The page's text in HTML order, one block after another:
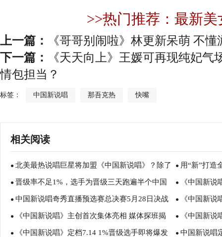
>>热门推荐：最新美
上一篇：
《哥哥别闹啦》林更新呆萌 不
下一篇：
《天天向上》王媛可再现纯妃气
情包担当？
标签： 中国新说唱 那吾克热 快嘴
相关阅读
● 北美最热说唱巨星将加盟《中国新说唱》？除了
吴亦凡和欧阳靖还有谁
● 用“新”打造
明星制作人阵
● 晋级率不足1%，选手为晋级三天跑遍半个中国
《中国新说唱》全国海选角逐激烈
● 《中国新
● 中国新说唱奇秀直播预选赛总决赛5月28日决战
河北美术学院
● 《中国新
vava现场助阵
● 《中国新说唱》主创首次集体亮相 媒体探班揭
秘1%残酷晋级率真相
● 《中国新
力求文化输出
● 《中国新说唱》定档7.14 1%晋级选手即将爆发 ● 中国新说唱